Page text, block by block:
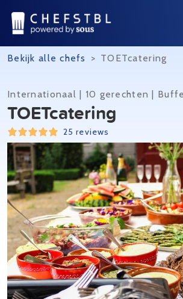
Bekijk alle chefs > TOETcatering
Internationaal | 10 gerechten |
TOETcatering
25 reviews